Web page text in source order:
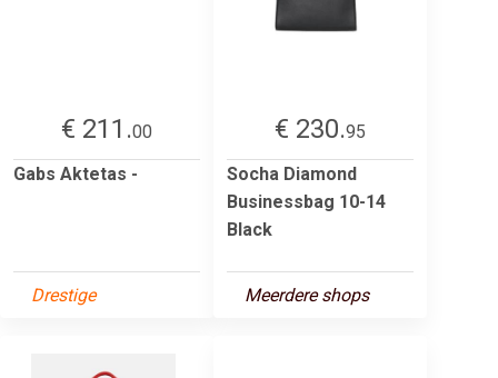
€ 211.00
Gabs Aktetas -
Drestige
€ 230.95
Socha Diamond
Businessbag 10-14
Black
Meerdere shops